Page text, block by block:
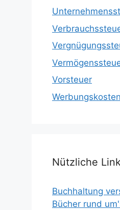
Vorsteuer
Werbungskosten
Nützliche
Buchhaltung
Bücher rund